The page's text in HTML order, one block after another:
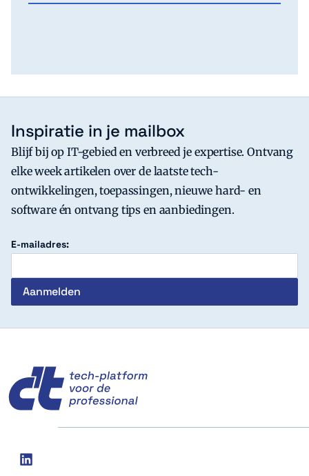
Inspiratie in je mailbox
Blijf bij op IT-gebied en verbreed je expertise. Ontvang
elke week artikelen over de laatste tech-
ontwikkelingen, toepassingen, nieuwe hard- en
software én ontvang tips en aanbiedingen.
E-mailadres:
Social
linkedin